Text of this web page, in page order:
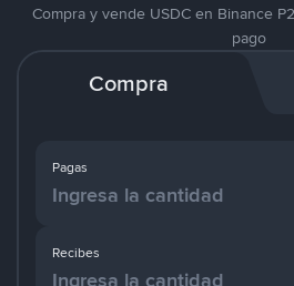
Compra y vende USDC en Binance
pago
Compra
Pagas
Recibes